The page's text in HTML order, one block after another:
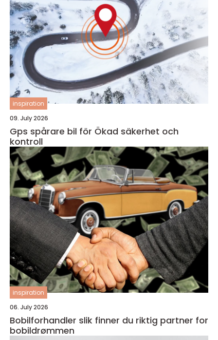
inspiration
09. July 2026
Gps spårare bil för Ökad säkerhet och
kontroll
inspiration
06. July 2026
Bobilforhandler slik finner du riktig partner for
bobildrømmen